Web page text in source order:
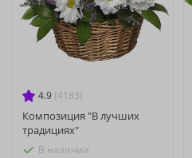
4.9 (4183)
Композиция "В лучших
традициях"
В наличии